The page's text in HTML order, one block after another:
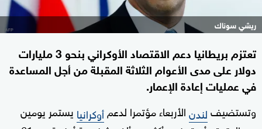
ريشي سوناك
تعتزم بريطانيا دعم الاقتصاد الأوكراني بنحو 3 مليارات
دولار على مدى الأعوام الثلاثة المقبلة من أجل المساعدة
في عمليات إعادة الإعمار.
وتستضيفلندنالأربعاء مؤتمرا لدعمأوكرانيا يستمر يومين